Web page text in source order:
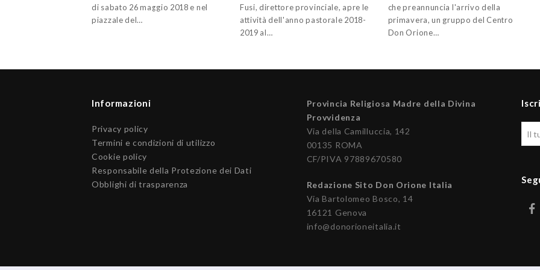
di sabato 26 maggio 2018 e nel
piazzale del…
Fusi, direttore provinciale, apre le
attività dell'anno pastorale 2018-
2019 al…
che preannuncia l'arrivo della
primavera, un gruppo del Centro
Don Orione…
Informazioni
Privacy policy
Termini e condizioni di utilizzo
Cookie policy
Responsabile della Protezione dei Dati
Obblighi di trasparenza
Provincia Religiosa Madre della Divina
Provvidenza
Via della Camilluccia, 142
00135 ROMA
CF/PIVA 97889670580
Redazione Sito Don Orione Italia
Via Bartolomeo Bosco, 14
16121 Genova
info@donorioneitalia.it